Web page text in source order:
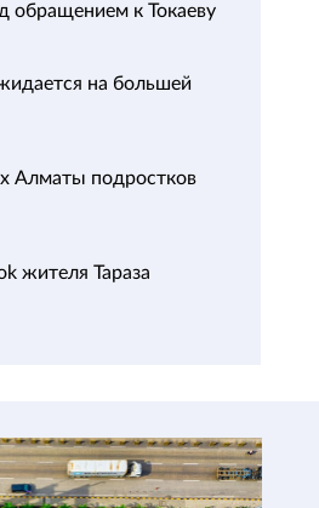
обращением к Токаеву
на большей
Алматы подростков
жителя Тараза